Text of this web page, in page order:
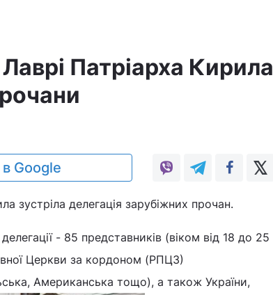
Патріарха Кирила
Google
зустріла делегація зарубіжних прочан.
- 85 представників (віком від 18 до 25
Церкви за кордоном (РПЦЗ)
Американська тощо), а також України,